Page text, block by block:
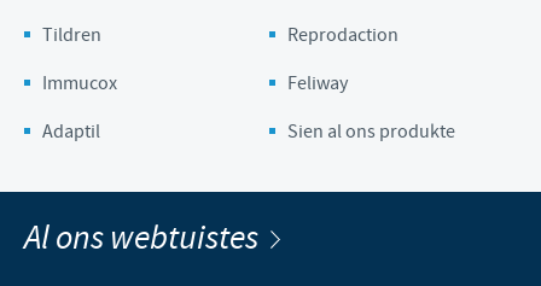
Tildren
Reprodaction
Immucox
Feliway
Adaptil
Sien al ons produkte
Al ons webtuistes